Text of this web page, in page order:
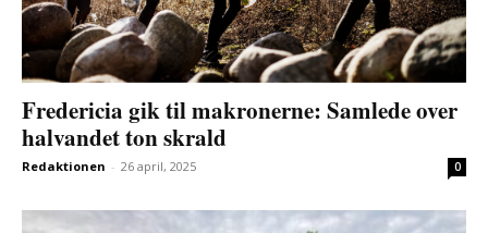
Fredericia gik til makronerne: Samlede over
halvandet ton skrald
Redaktionen - 26 april, 2025 0